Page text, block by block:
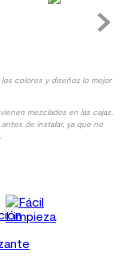
colores y diseños lo mejor
mezclados en las cajas.
de instalar, ya que no